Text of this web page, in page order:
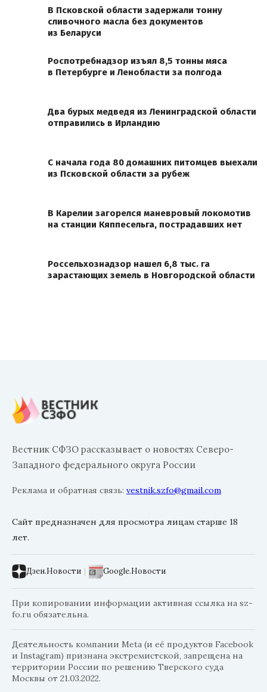
В Псковской области задержали тонну
сливочного масла без документов
из Беларуси
Роспотребнадзор изъял 8,5 тонны мяса
в Петербурге и Ленобласти за полгода
Два бурых медведя из Ленинградской области
отправились в Ирландию
С начала года 80 домашних питомцев выехали
из Псковской области за рубеж
В Карелии загорелся маневровый локомотив
на станции Кяппесельга, пострадавших нет
Россельхознадзор нашел 6,8 тыс. га
зарастающих земель в Новгородской области
Вестник СФЗО рассказывает о новостях Северо-
Западного федерального округа России
Реклама и обратная связь: vestnik.szfo@gmail.com
Сайт предназначен для просмотра лицам старше 18
лет.
Дзен.Новости | Google.Новости
При копировании информации активная ссылка на sz-
fo.ru обязательна.
Деятельность компании Meta (и её продуктов Facebook
и Instagram) признана экстремистской, запрещена на
территории России по решению Тверского суда
Москвы от 21.03.2022.